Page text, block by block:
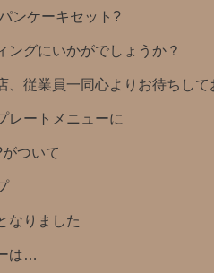
ンケーキセット?
ングにいかがでしょうか？
、従業員一同心よりお待ちして
レートメニューに
がついて
なりました
は…